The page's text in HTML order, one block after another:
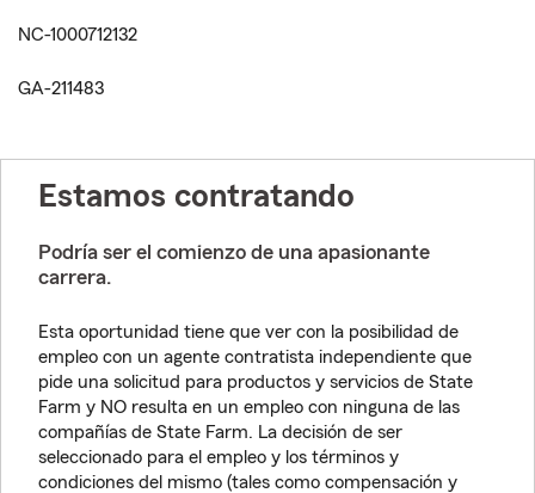
NC-1000712132
GA-211483
Estamos contratando
Podría ser el comienzo de una apasionante
carrera.
Esta oportunidad tiene que ver con la posibilidad de
empleo con un agente contratista independiente que
pide una solicitud para productos y servicios de State
Farm y NO resulta en un empleo con ninguna de las
compañías de State Farm. La decisión de ser
seleccionado para el empleo y los términos y
condiciones del mismo (tales como compensación y